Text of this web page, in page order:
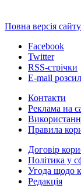
Повна версія сайту
Facebook
Twitter
RSS-стрічки
E-mail
Контакти
Реклама на
Правила
Договір
Політика у
Угода щодо
Редакція